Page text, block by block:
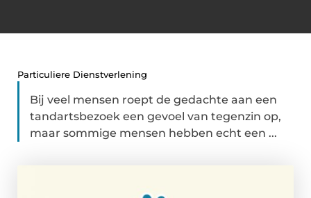
Particuliere Dienstverlening
Bij veel mensen roept de gedachte aan een
tandartsbezoek een gevoel van tegenzin op,
maar sommige mensen hebben echt een ...